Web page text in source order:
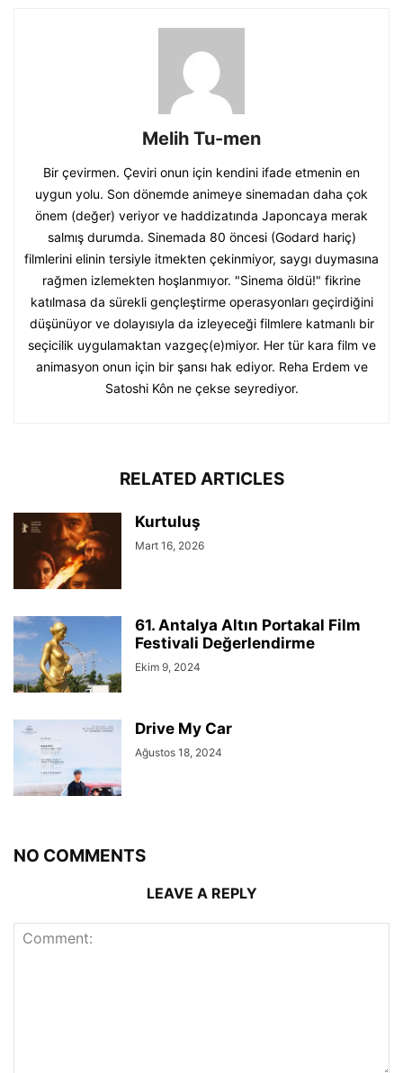
Melih Tu-men
Bir çevirmen. Çeviri onun için kendini ifade etmenin en
uygun yolu. Son dönemde animeye sinemadan daha çok
önem (değer) veriyor ve haddizatında Japoncaya merak
salmış durumda. Sinemada 80 öncesi (Godard hariç)
filmlerini elinin tersiyle itmekten çekinmiyor, saygı duymasına
rağmen izlemekten hoşlanmıyor. "Sinema öldü!" fikrine
katılmasa da sürekli gençleştirme operasyonları geçirdiğini
düşünüyor ve dolayısıyla da izleyeceği filmlere katmanlı bir
seçicilik uygulamaktan vazgeç(e)miyor. Her tür kara film ve
animasyon onun için bir şansı hak ediyor. Reha Erdem ve
Satoshi Kôn ne çekse seyrediyor.
RELATED ARTICLES
Kurtuluş
Mart 16, 2026
61. Antalya Altın Portakal Film
Festivali Değerlendirme
Ekim 9, 2024
Drive My Car
Ağustos 18, 2024
NO COMMENTS
LEAVE A REPLY